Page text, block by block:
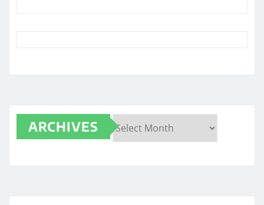
ARCHIVES